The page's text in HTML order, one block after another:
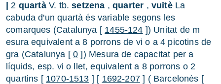
2 quartàV. tb.setzena ,quarter , vuitèLa
cabuda d'un quartà és variable segons les
comarques (Catalunya [ 1455-124 ]) Unitat de m
esura equivalent a 8 porrons de vi o a 4 picotins de
gra (Catalunya [0 ]) Mesura de capacitat per a
líquids, esp. vi o llet, equivalent a 8 porrons o 2
quartins [ 1070-1513 ] [ 1692-207] ( Barcelonès [